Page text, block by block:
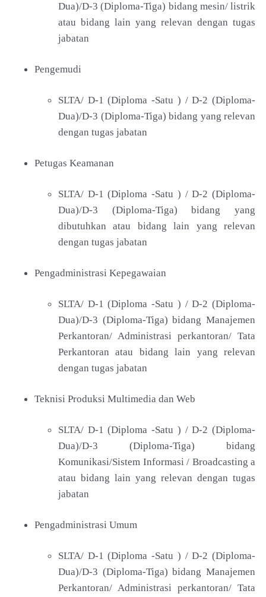
Dua)/D-3 (Diploma-Tiga) bidang mesin/ listrik
atau bidang lain yang relevan dengan tugas
jabatan
Pengemudi
SLTA/ D-1 (Diploma -Satu ) / D-2 (Diploma-
Dua)/D-3 (Diploma-Tiga) bidang yang relevan
dengan tugas jabatan
Petugas Keamanan
SLTA/ D-1 (Diploma -Satu ) / D-2 (Diploma-
Dua)/D-3 (Diploma-Tiga) bidang yang
dibutuhkan atau bidang lain yang relevan
dengan tugas jabatan
Pengadministrasi Kepegawaian
SLTA/ D-1 (Diploma -Satu ) / D-2 (Diploma-
Dua)/D-3 (Diploma-Tiga) bidang Manajemen
Perkantoran/ Administrasi perkantoran/ Tata
Perkantoran atau bidang lain yang relevan
dengan tugas jabatan
Teknisi Produksi Multimedia dan Web
SLTA/ D-1 (Diploma -Satu ) / D-2 (Diploma-
Dua)/D-3 (Diploma-Tiga) bidang
Komunikasi/Sistem Informasi / Broadcasting a
atau bidang lain yang relevan dengan tugas
jabatan
Pengadministrasi Umum
SLTA/ D-1 (Diploma -Satu ) / D-2 (Diploma-
Dua)/D-3 (Diploma-Tiga) bidang Manajemen
Perkantoran/ Administrasi perkantoran/ Tata